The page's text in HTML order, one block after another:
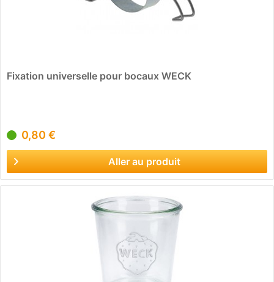
Fixation universelle pour bocaux WECK
0,80 €
Aller au produit